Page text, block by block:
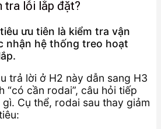
tra lỗi lắp đặt?
ưu tiên là kiểm tra vận
nhận hệ thống treo hoạt
trả lời ở H2 này dẫn sang H3
“có cần rodai”, câu hỏi tiếp
Cụ thể, rodai sau thay giảm